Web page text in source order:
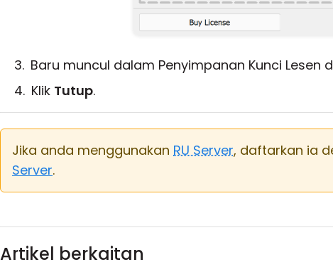
Baru muncul dalam Penyimpanan Kunci Lesen
Klik Tutup.
Jika anda menggunakan RU Server, daftarkan ia
Server.
Artikel berkaitan